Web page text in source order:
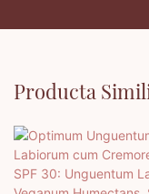
Producta